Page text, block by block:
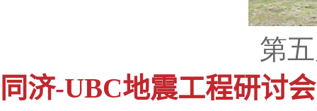
第
同济-UBC地震工程研讨会